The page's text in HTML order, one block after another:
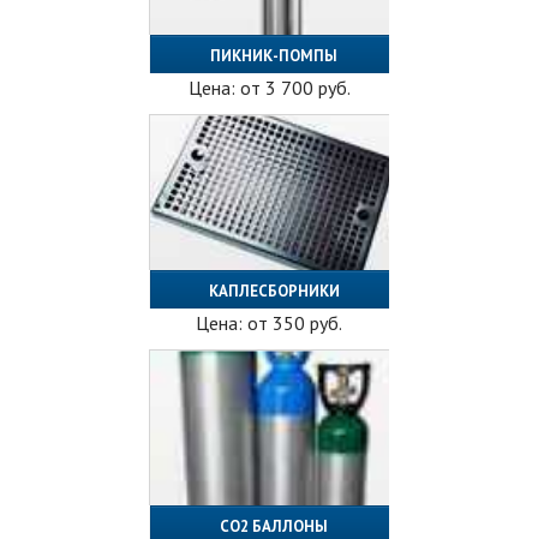
ПИКНИК-ПОМПЫ
Цена: от 3 700 руб.
КАПЛЕСБОРНИКИ
Цена: от 350 руб.
СО2 БАЛЛОНЫ